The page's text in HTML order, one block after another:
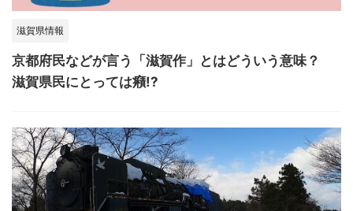
滋賀県情報
京都府民などが言う「滋賀作」とはどういう意味？
滋賀県民にとっては癪!?